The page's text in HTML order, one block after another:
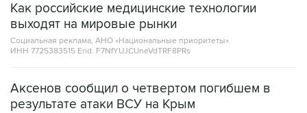
Как российские медицинские технологии
выходят на мировые рынки
Социальная реклама, АНО «Национальные приоритеты».
ИНН 7725383515 Erid: F7NfYUJCUneVdTRF8PRs
Аксенов сообщил о четвертом погибшем в
результате атаки ВСУ на Крым